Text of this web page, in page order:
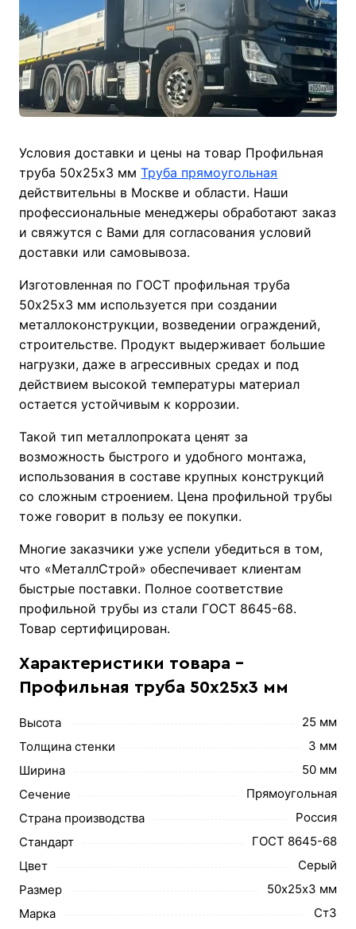
Условия доставки и цены на товар Профильная
труба 50х25х3 ммТруба прямоугольная
действительны в Москве и области. Наши
профессиональные менеджеры обработают заказ
и свяжутся с Вами для согласования условий
доставки или самовывоза.
Изготовленная по ГОСТ профильная труба
50х25х3 мм используется при создании
металлоконструкции, возведении ограждений,
строительстве. Продукт выдерживает большие
нагрузки, даже в агрессивных средах и под
действием высокой температуры материал
остается устойчивым к коррозии.
Такой тип металлопроката ценят за
возможность быстрого и удобного монтажа,
использования в составе крупных конструкций
со сложным строением. Цена профильной трубы
тоже говорит в пользу ее покупки.
Многие заказчики уже успели убедиться в том,
что «МеталлСтрой» обеспечивает клиентам
быстрые поставки. Полное соответствие
профильной трубы из стали ГОСТ 8645-68.
Товар сертифицирован.
Характеристики товара -
Профильная труба 50х25х3 мм
Высота
25 мм
Толщина стенки
3 мм
Ширина
50 мм
Сечение
Прямоугольная
Страна производства
Россия
Стандарт
ГОСТ 8645-68
Цвет
Серый
Размер
50х25х3 мм
Марка
Ст3